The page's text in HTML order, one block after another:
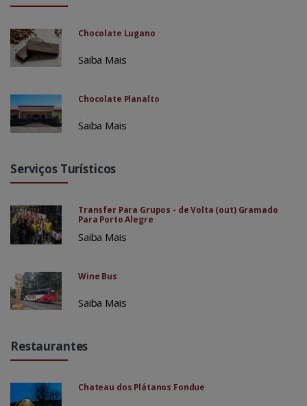
Chocolate Lugano
Saiba Mais
Chocolate Planalto
Saiba Mais
Serviços Turísticos
Transfer Para Grupos - de Volta (out) Gramado
Para Porto Alegre
Saiba Mais
Wine Bus
Saiba Mais
Restaurantes
Chateau dos Plátanos Fondue